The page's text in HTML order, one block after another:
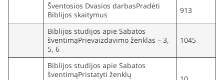
Šventosios Dvasios darbasPradėti
Biblijos skaitymus
913
Biblijos studijos apie Sabatos
šventimąPrievaizdavimo ženklas – 3,
5, 6
1045
Biblijos studijos apie Sabatos
šventimąPristatyti ženklų